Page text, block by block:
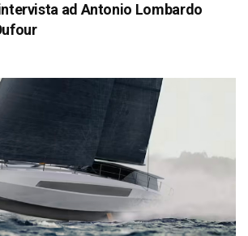
ad Antonio Lombardo